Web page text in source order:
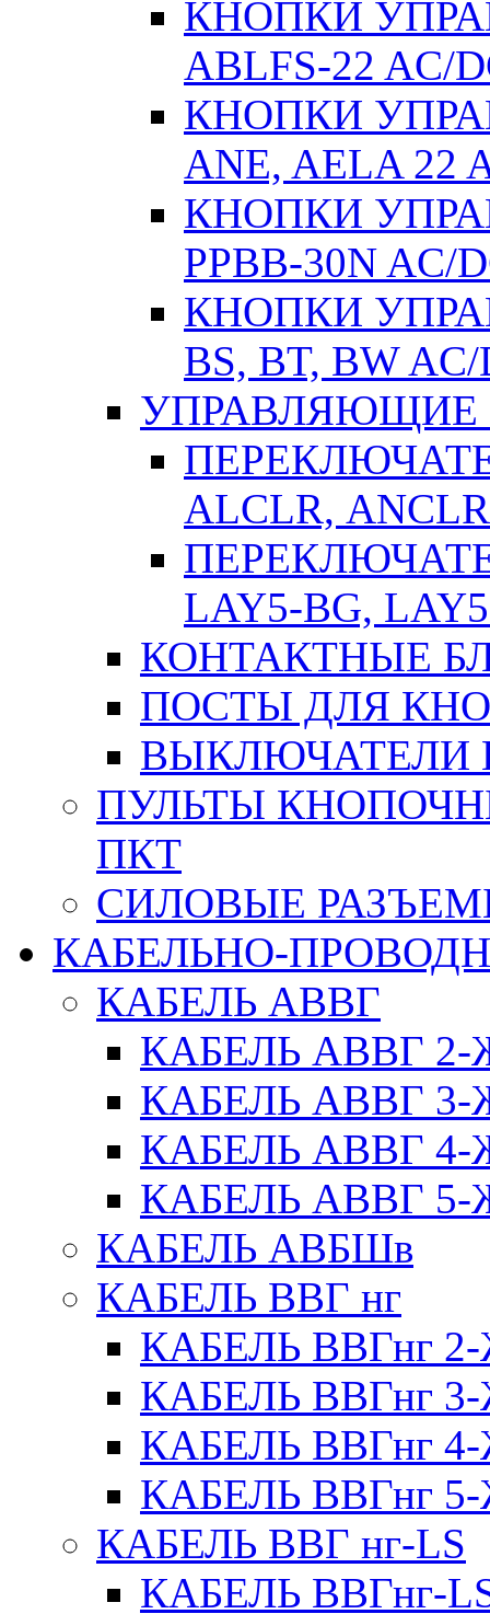
КНОПКИ
ABLFS-22 AC/
КНОПКИ
ANE, AELA 22
КНОПКИ
РPВВ-30N AC/
КНОПКИ
BS, BT, BW AC/
УПРАВЛЯЮЩИЕ
АLСLR, АNСLR
LAY5-BG,
КОНТАКТНЫЕ
ПОСТЫ ДЛЯ
ВЫКЛЮЧАТЕЛИ
ПУЛЬТЫ
ПКТ
СИЛОВЫЕ
КАБЕЛЬНО-
КАБЕЛЬ АВВГ
КАБЕЛЬ АВВГ
КАБЕЛЬ АВВГ
КАБЕЛЬ АВВГ
КАБЕЛЬ АВВГ
КАБЕЛЬ АВБШв
КАБЕЛЬ ВВГ нг
КАБЕЛЬ ВВГнг
КАБЕЛЬ ВВГнг
КАБЕЛЬ ВВГнг
КАБЕЛЬ ВВГнг
КАБЕЛЬ ВВГ нг-LS
КАБЕЛЬ ВВГнг-